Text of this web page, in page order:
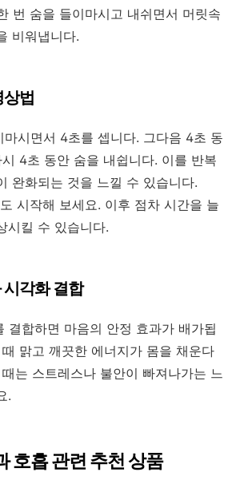
번 숨을 들이마시고 내쉬면서 머릿속
비워냅니다.
상법
마시면서 4초를 셉니다. 그다음 4초 동
4초 동안 숨을 내쉽니다. 이를 반복
완화되는 것을 느낄 수 있습니다.
시작해 보세요. 이후 점차 시간을 늘
시킬 수 있습니다.
각화 결합
결합하면 마음의 안정 효과가 배가됩
맑고 깨끗한 에너지가 몸을 채운다
는 스트레스나 불안이 빠져나가는 느
.
호흡 관련 추천 상품